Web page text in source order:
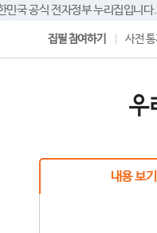
민국 공식 전자정부 누리집입니다.
집필 참여하기 사전 통
내용 보기